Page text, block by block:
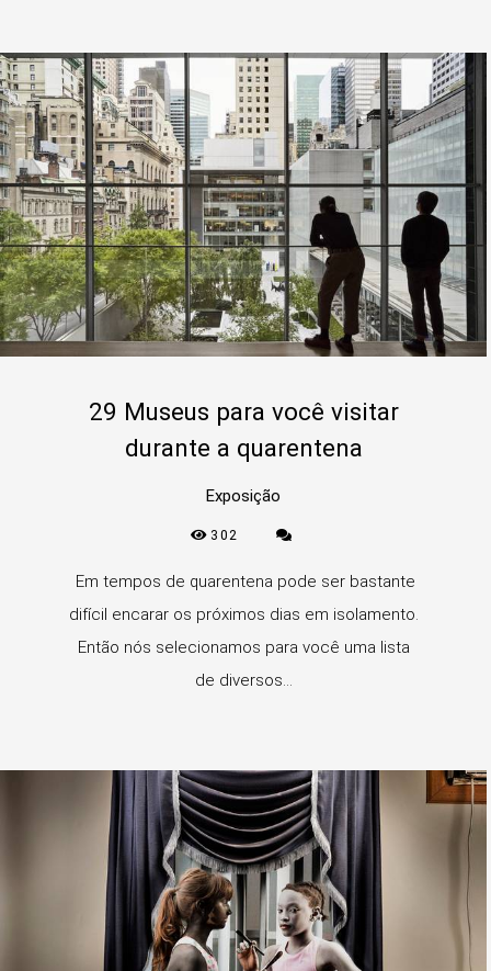
29 Museus para você visitar
durante a quarentena
Exposição
302
Em tempos de quarentena pode ser bastante
difícil encarar os próximos dias em isolamento.
Então nós selecionamos para você uma lista
de diversos...